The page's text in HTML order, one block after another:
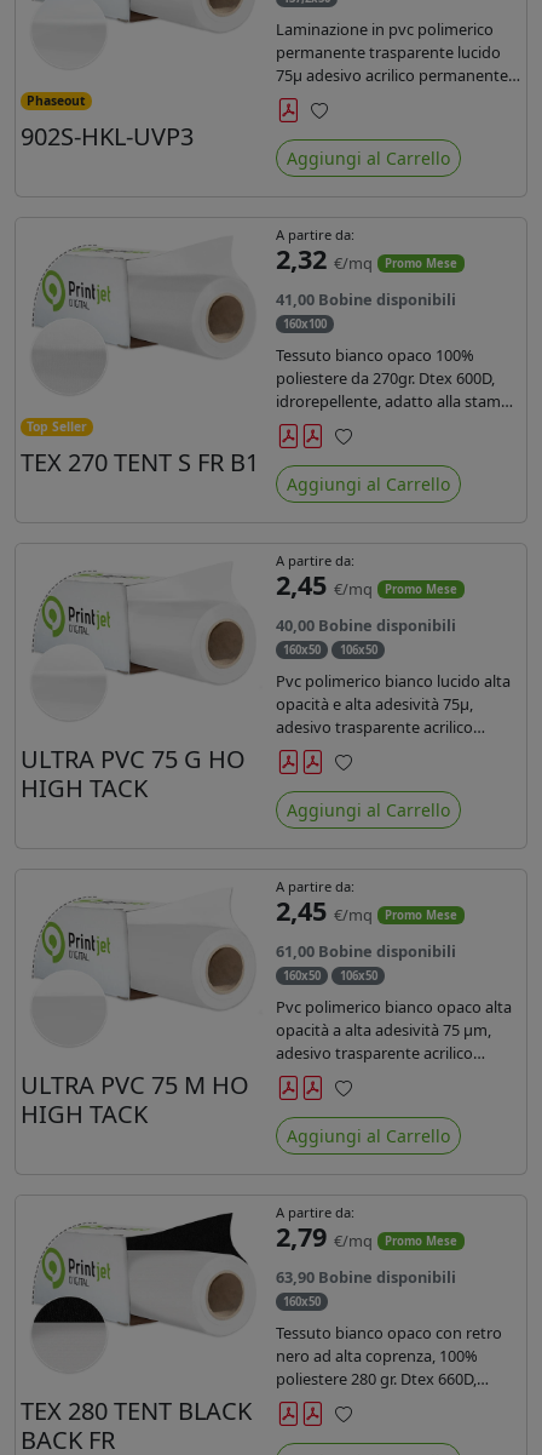
Phaseout
902S-HKL-UVP3
Laminazione in pvc polimerico
permanente trasparente lucido
75µ adesivo acrilico permanente
durata 5 anni con filtro uv, carta
kraft. Ideale per stampe con
inchiostro ecosolvente, UV e latex.
Preferiti
Aggiungi al Carrello
Top Seller
TEX 270 TENT S FR B1
A partire da:
2,32 €/mq Promo Mese
41,00 Bobine disponibili
160x100
Tessuto bianco opaco 100%
poliestere da 270gr. Dtex 600D,
idrorepellente, adatto alla stampa
solvente, ecosolvente, uv, latex (di
terza generazione). Ideale per
tende ,coperture gazebo, prodotti
gonfiabili o cuscini di
Preferiti
Aggiungi al Carrello
ULTRA PVC 75 G HO
HIGH TACK
A partire da:
2,45 €/mq Promo Mese
40,00 Bobine disponibili
160x50 106x50
Pvc polimerico bianco lucido alta
opacità e alta adesività 75µ,
adesivo trasparente acrilico
hotmelt permanente, durata 5-7
anni, liner 140gr PE su entrambi
lati. Prestazioni di alto livello.
Dotato di certificato ignifugo
Preferiti
Aggiungi al Carrello
ULTRA PVC 75 M HO
HIGH TACK
A partire da:
2,45 €/mq Promo Mese
61,00 Bobine disponibili
160x50 106x50
Pvc polimerico bianco opaco alta
opacità a alta adesività 75 µm,
adesivo trasparente acrilico
hotmelt permanente, durata 5-7
anni liner 140gr PE su entrambi
lati. Dotato di certificato ignifugo
Bs1d0.
Preferiti
Aggiungi al Carrello
TEX 280 TENT BLACK
BACK FR
A partire da:
2,79 €/mq Promo Mese
63,90 Bobine disponibili
160x50
Tessuto bianco opaco con retro
nero ad alta coprenza, 100%
poliestere 280 gr. Dtex 660D,
idrorepellente, adatto alla stampa
sublimatica indiretta. Ideale per
tende ,coperture gazebo, prodotti
Preferiti